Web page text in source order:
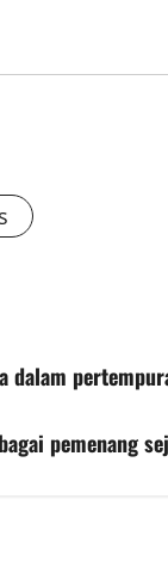
dalam
pemenang